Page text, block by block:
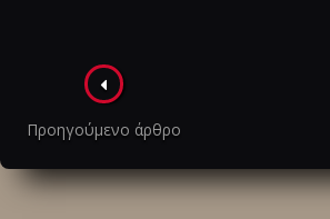
Πλοήγηση
στα
άρθρα
Προηγούμενο άρθρο